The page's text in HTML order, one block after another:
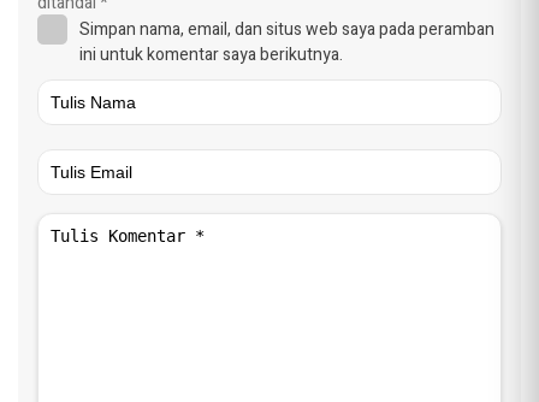
Simpan nama, email, dan situs web saya pada peramban
ini untuk komentar saya berikutnya.